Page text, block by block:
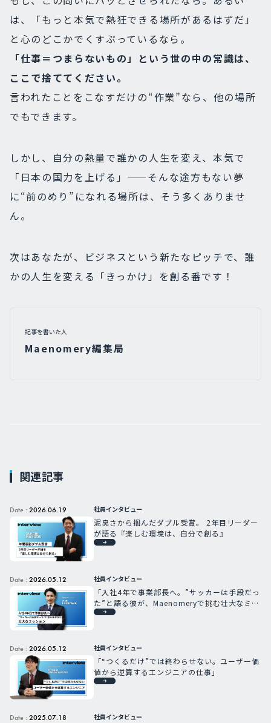
は、「もっと本気で熱狂できる場所があるはずだ」
と心のどこかでくすぶっているなら。
「仕事＝つまらないもの」という世の中の常識は、
ここで捨ててください。
言われたことをこなすだけの“作業”なら、他の場所
でもできます。
しかし、自分の熱量で誰かの人生を変え、本気で
「日本の国力を上げる」——そんな途方もない夢
に“前のめり”になれる場所は、そう多くありませ
ん。
次はあなたが、ビジネスという新たなピッチで、誰
かの人生を変える「きっかけ」を創る番です！
記事を書いた人
Maenomery編集局
関連記事
Date : 2026.06.19 社員インタビュー
泥臭さから掴んだダブル受賞。 2年目リーダー
が語る『楽しむ環境は、自分で創る』
Date : 2026.05.12 社員インタビュー
「入社4年で事業部長へ。”サッカーは手段だっ
た”と語る彼が、Maenomeryで挑む壮大なミッ
ション」
Date : 2026.05.12 社員インタビュー
「“つくるだけ”では終わらせない。ユーザー価
値から逆算するエンジニアの仕事」
Date : 2025.07.18 社員インタビュー